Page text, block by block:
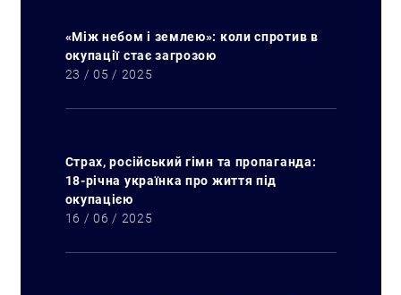
«Між небом і землею»: коли спротив в
окупації стає загрозою
23 / 05 / 2025
Страх, російський гімн та пропаганда:
18-річна українка про життя під
окупацією
16 / 06 / 2025